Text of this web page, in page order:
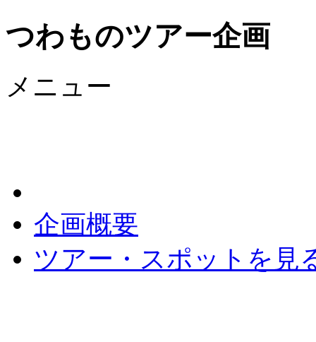
つわものツアー企画
メニュー
企画概要
ツアー・スポットを見